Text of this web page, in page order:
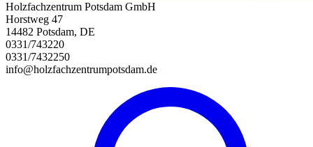
Holzfachzentrum Potsdam GmbH
Horstweg 47
14482 Potsdam, DE
0331/743220
0331/7432250
info@holzfachzentrumpotsdam.de